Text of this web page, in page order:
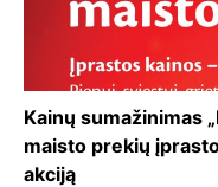
Kainų sumažinimas
maisto prekių
akciją